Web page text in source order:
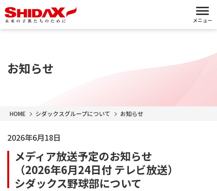
メニュー
お知らせ
HOME シダックスグループについて お知らせ
2026年6月18日
メディア放送予定のお知らせ
（2026年6月24日付 テレビ放送）
シダックス野球部について